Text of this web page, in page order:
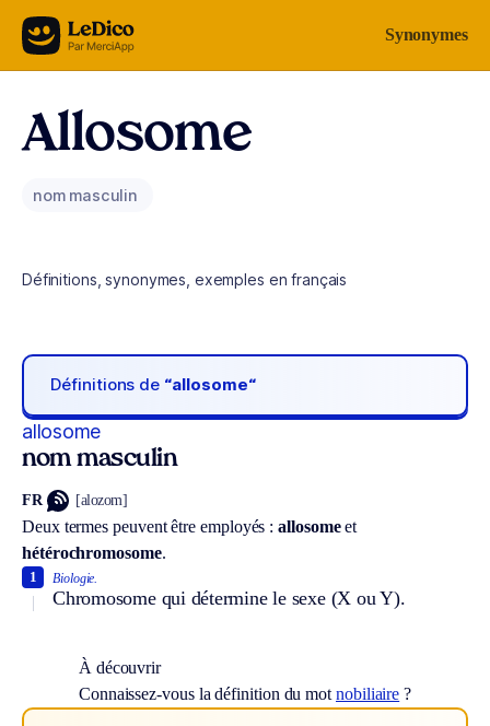
Aller au contenu Synonymes
Allosome
nom masculin
Définitions, synonymes, exemples en français
Définitions de “allosome“
allosome
nom masculin
FR [alozom]
Deux termes peuvent être employés :allosomeet
hétérochromosome.
Biologie.
Chromosome qui détermine le sexe (X ou Y).
1
À découvrir
Connaissez-vous la définition du mot nobiliaire ?